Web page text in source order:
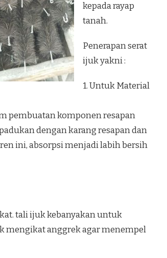
kepada rayap
tanah.
Penerapan serat
ijuk yakni :
1. Untuk Material
pembuatan komponen resapan
dengan karang resapan dan
ini, absorpsi menjadi labih bersih
tali ijuk kebanyakan untuk
mengikat anggrek agar menempel